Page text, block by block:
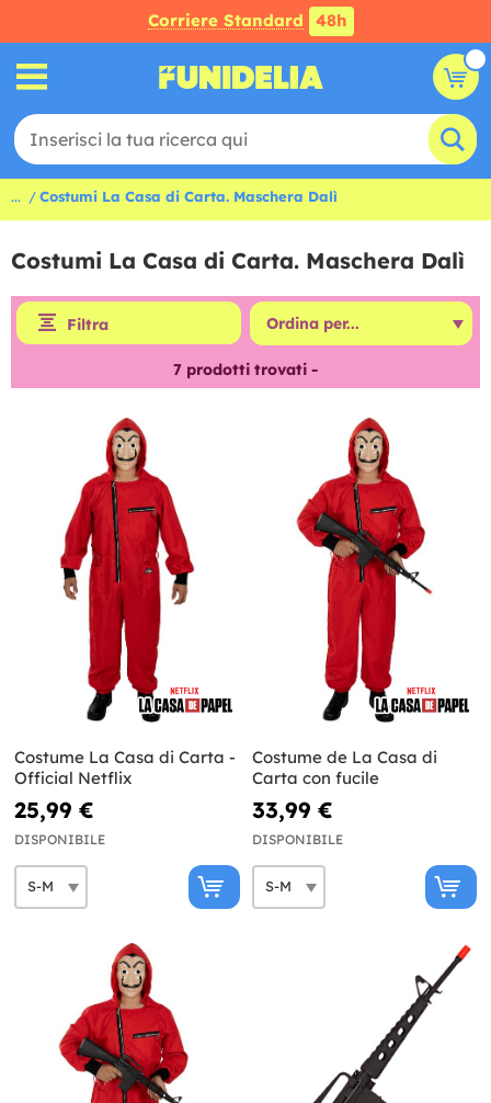
Corriere Standard 48h
... Costumi La Casa di Carta. Maschera Dalì
Costumi La Casa di Carta. Maschera Dalì
Filtra
7 prodotti trovati -
Costume La Casa di Carta -
Official Netflix
25,99 €
DISPONIBILE
Costume de La Casa di
Carta con fucile
33,99 €
DISPONIBILE